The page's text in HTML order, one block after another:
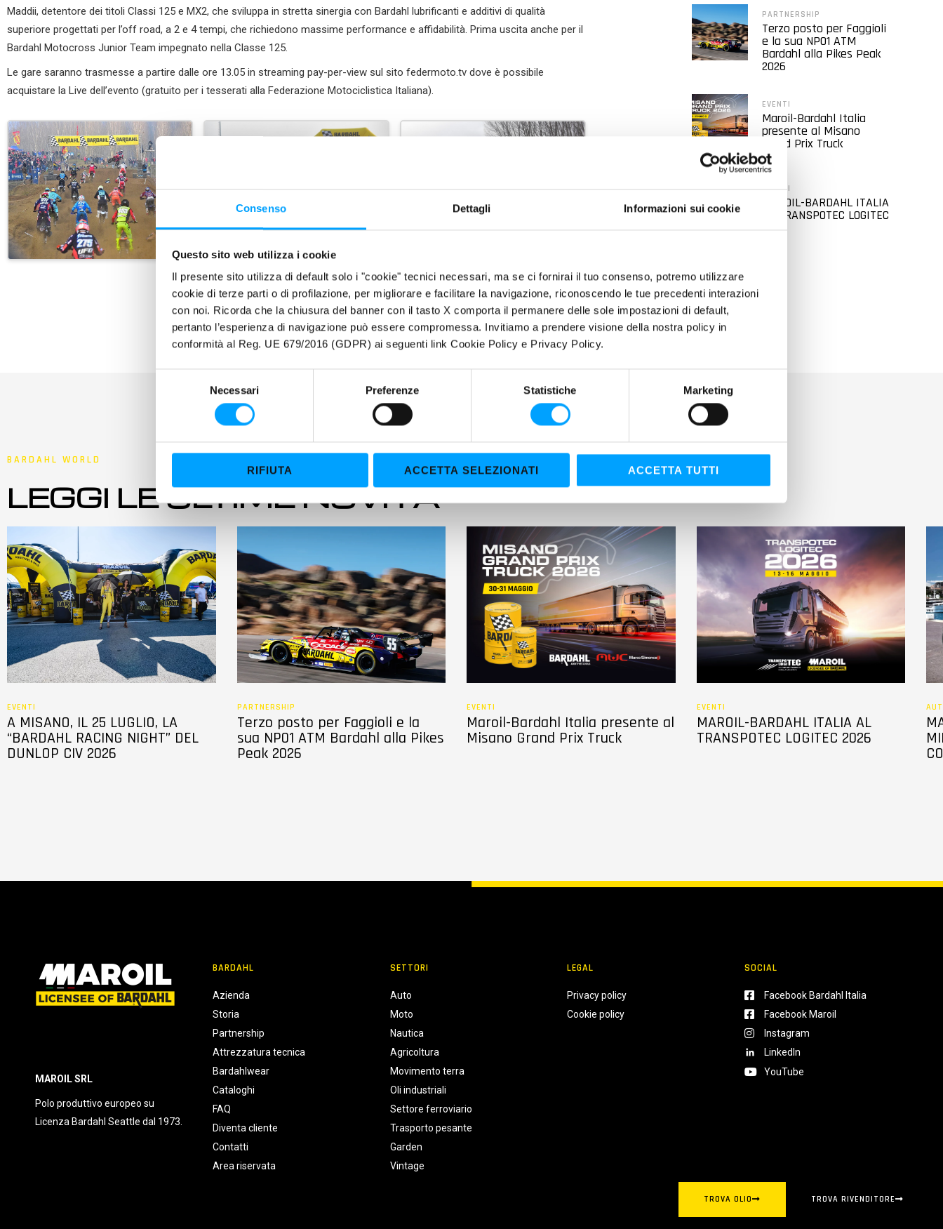
Consenso Dettagli Informazioni sui cookie
Questo sito web utilizza i cookie
Il presente sito utilizza di default solo i "cookie" tecnici necessari, ma se ci fornirai il tuo consenso, potremo utilizzare
cookie di terze parti o di profilazione, per migliorare e facilitare la navigazione, riconoscendo le tue precedenti interazioni
con noi. Ricorda che la chiusura del banner con il tasto X comporta il permanere delle sole impostazioni di default,
pertanto l’esperienza di navigazione può essere compromessa. Invitiamo a prendere visione della nostra policy in
conformità al Reg. UE 679/2016 (GDPR) ai seguenti link Cookie Policy e Privacy Policy.
z
n
e
d
l
c
o
n
s
e
n
s
Necessari Preferenze Statistiche Marketing
RIFIUTA ACCETTA SELEZIONATI ACCETTA TUTTI
Maddii, detentore dei titoli Classi 125 e MX2, che sviluppa in stretta sinergia con Bardahl lubrificanti e additivi di qualità
superiore progettati per l’off road, a 2 e 4 tempi, che richiedono massime performance e affidabilità. Prima uscita anche per il
Bardahl Motocross Junior Team impegnato nella Classe 125.
Le gare saranno trasmesse a partire dalle ore 13.05 in streaming pay-per-view sul sito federmoto.tv dove è possibile
acquistare la Live dell’evento (gratuito per i tesserati alla Federazione Motociclistica Italiana).
PARTNERSHIP
Terzo posto per Faggioli
e la sua NP01 ATM
Bardahl alla Pikes Peak
2026
EVENTI
Maroil-Bardahl Italia
presente al Misano
Grand Prix Truck
EVENTI
MAROIL-BARDAHL ITALIA
AL TRANSPOTEC LOGITEC
2026
BARDAHL WORLD
LEGGI LE ULTIME NOVITÀ
EVENTI
A MISANO, IL 25 LUGLIO, LA
“BARDAHL RACING NIGHT” DEL
DUNLOP CIV 2026
PARTNERSHIP
Terzo posto per Faggioli e la
sua NP01 ATM Bardahl alla Pikes
Peak 2026
EVENTI
Maroil-Bardahl Italia presente al
Misano Grand Prix Truck
EVENTI
MAROIL-BARDAHL ITALIA AL
TRANSPOTEC LOGITEC 2026
MAROIL SRL
Polo produttivo europeo su
Licenza Bardahl Seattle dal 1973.
BARDAHL
Azienda
Storia
Partnership
Attrezzatura tecnica
Bardahlwear
Cataloghi
FAQ
Diventa cliente
Contatti
Area riservata
SETTORI
Auto
Moto
Nautica
Agricoltura
Movimento terra
Oli industriali
Settore ferroviario
Trasporto pesante
Garden
Vintage
LEGAL
Privacy policy
Cookie policy
SOCIAL
Facebook Bardahl Italia
Facebook Maroil
Instagram
LinkedIn
YouTube
TROVA OLIO TROVA RIVENDITORE